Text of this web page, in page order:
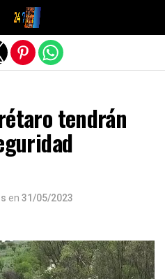
tendrán
en 31/05/2023
móvil